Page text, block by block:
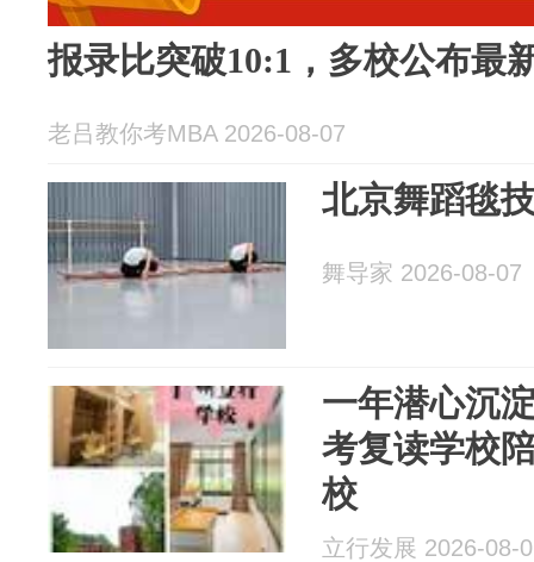
报录比突破10:1，多校公布最
老吕教你考MBA 2026-08-07
北京舞蹈毯
舞导家 2026-08-07
一年潜心沉
考复读学校
校
立行发展 2026-08-